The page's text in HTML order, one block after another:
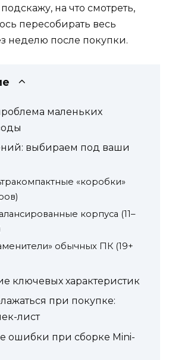
на что смотреть,
пересобирать весь
неделю после покупки.
маленьких
выбираем под ваши
«коробки»
корпуса (11–
обычных ПК (19+
ключевых характеристик
при покупке:
лист
ошибки при сборке Mini-